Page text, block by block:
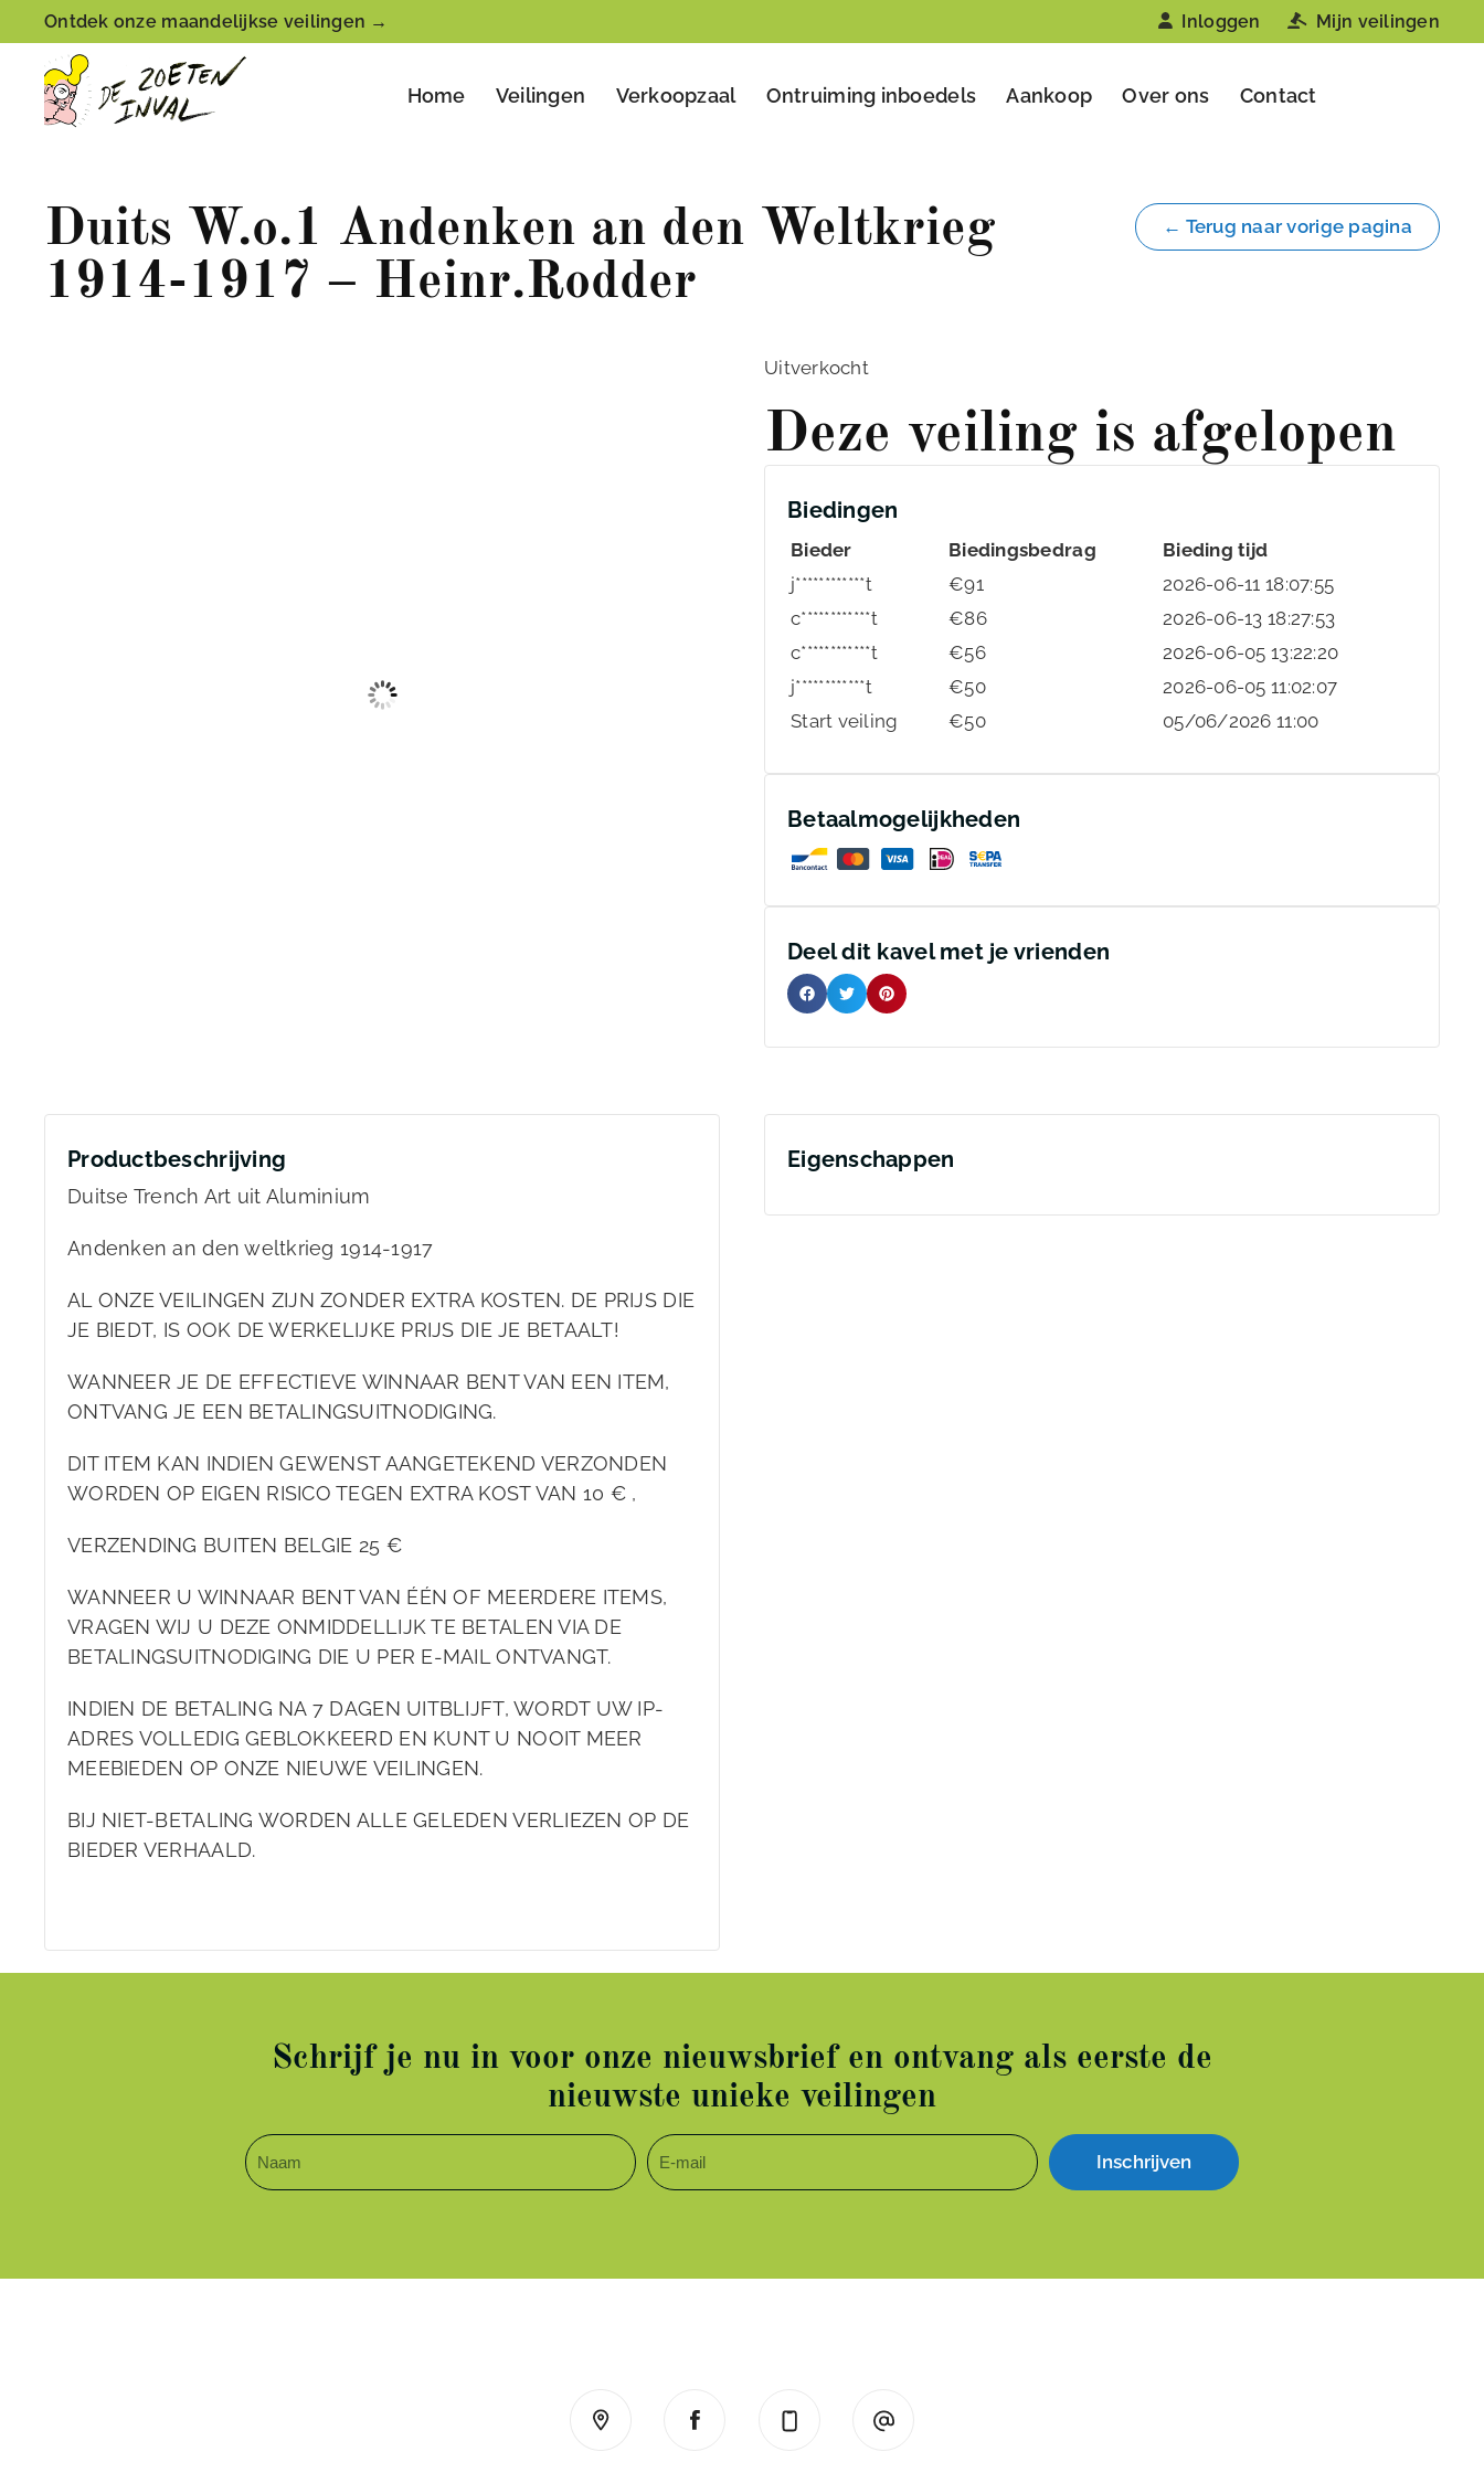
Ontdek onze maandelijkse veilingen → Inloggen Mijn veilingen
Home Veilingen Verkoopzaal Ontruiming inboedels Aankoop Over ons Contact
Duits W.o.1 Andenken an den Weltkrieg
1914-1917 – Heinr.Rodder
← Terug naar vorige pagina
Uitverkocht
Deze veiling is afgelopen
Biedingen
Bieder Biedingsbedrag
Bieding tijd
j************t
€91
2026-06-11 18:07:55
c************t
€86
2026-06-13 18:27:53
c************t
€56
2026-06-05 13:22:20
j************t
€50
2026-06-05 11:02:07
Start veiling
€50 05/06/2026 11:00
Betaalmogelijkheden
Deel dit kavel met je vrienden
Productbeschrijving
Duitse Trench Art uit Aluminium
Andenken an den weltkrieg 1914-1917
AL ONZE VEILINGEN ZIJN ZONDER EXTRA KOSTEN. DE PRIJS DIE
JE BIEDT, IS OOK DE WERKELIJKE PRIJS DIE JE BETAALT!
WANNEER JE DE EFFECTIEVE WINNAAR BENT VAN EEN ITEM,
ONTVANG JE EEN BETALINGSUITNODIGING.
DIT ITEM KAN INDIEN GEWENST AANGETEKEND VERZONDEN
WORDEN OP EIGEN RISICO TEGEN EXTRA KOST VAN 10 € ,
VERZENDING BUITEN BELGIE 25 €
WANNEER U WINNAAR BENT VAN ÉÉN OF MEERDERE ITEMS,
VRAGEN WIJ U DEZE ONMIDDELLIJK TE BETALEN VIA DE
BETALINGSUITNODIGING DIE U PER E-MAIL ONTVANGT.
INDIEN DE BETALING NA 7 DAGEN UITBLIJFT, WORDT UW IP-
ADRES VOLLEDIG GEBLOKKEERD EN KUNT U NOOIT MEER
MEEBIEDEN OP ONZE NIEUWE VEILINGEN.
BIJ NIET-BETALING WORDEN ALLE GELEDEN VERLIEZEN OP DE
BIEDER VERHAALD.
Eigenschappen
Schrijf je nu in voor onze nieuwsbrief en ontvang als eerste de
nieuwste unieke veilingen
Inschrijven